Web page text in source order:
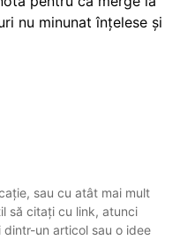
nu minunat înțelese și
sau cu atât mai mult
să citați cu link, atunci
un articol sau o idee